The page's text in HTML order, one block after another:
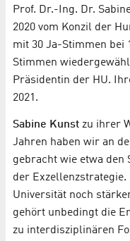
Prof. Dr.-Ing. Dr.
2020 vom Konzil der
mit 30 Ja-Stimmen bei
Stimmen
Präsidentin der HU.
2021.
Sabine Kunst zu ihrer
Jahren haben wir an
gebracht wie etwa
der
Universität noch
gehört unbedingt die
zu interdisziplinären